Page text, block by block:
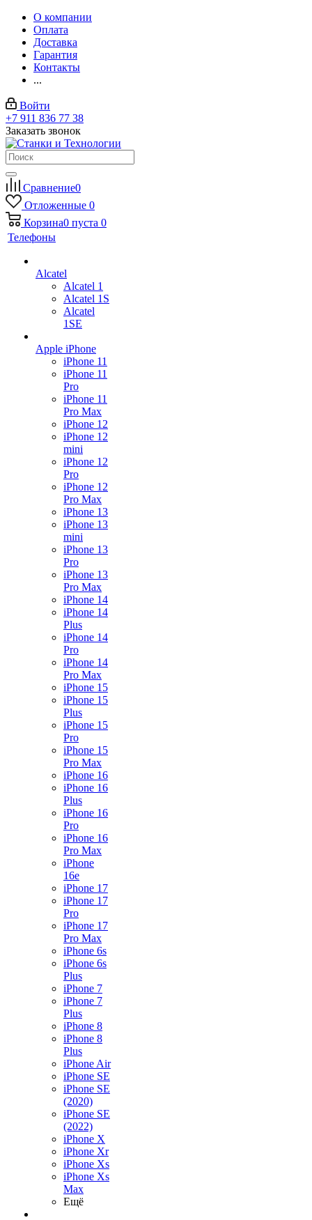
О компании
Оплата
Доставка
Гарантия
Контакты
...
Войти
+7 911 836 77 38
Заказать звонок
Сравнение0
Отложенные 0
Корзина0 пуста 0
Телефоны
Alcatel
Alcatel 1
Alcatel 1S
Alcatel
1SE
Apple iPhone
iPhone 11
iPhone 11
Pro
iPhone 11
Pro Max
iPhone 12
iPhone 12
mini
iPhone 12
Pro
iPhone 12
Pro Max
iPhone 13
iPhone 13
mini
iPhone 13
Pro
iPhone 13
Pro Max
iPhone 14
iPhone 14
Plus
iPhone 14
Pro
iPhone 14
Pro Max
iPhone 15
iPhone 15
Plus
iPhone 15
Pro
iPhone 15
Pro Max
iPhone 16
iPhone 16
Plus
iPhone 16
Pro
iPhone 16
Pro Max
iPhone
16e
iPhone 17
iPhone 17
Pro
iPhone 17
Pro Max
iPhone 6s
iPhone 6s
Plus
iPhone 7
iPhone 7
Plus
iPhone 8
iPhone 8
Plus
iPhone Air
iPhone SE
iPhone SE
(2020)
iPhone SE
(2022)
iPhone X
iPhone Xr
iPhone Xs
iPhone Xs
Max
Ещё